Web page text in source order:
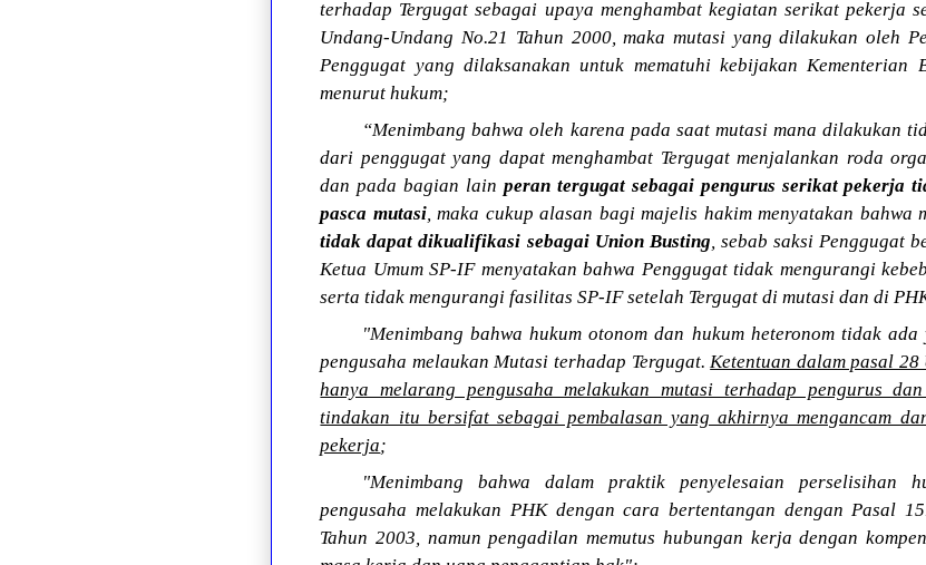
terhadap Tergugat sebagai upaya menghambat kegiatan serikat pekerja
Undang-Undang No.21 Tahun 2000, maka mutasi yang dilakukan oleh
Penggugat yang dilaksanakan untuk mematuhi kebijakan Kementerian
menurut hukum;
“Menimbang bahwa oleh karena pada saat mutasi mana dilakukan
dari penggugat yang dapat menghambat Tergugat menjalankan roda
dan pada bagian lain peran tergugat sebagai pengurus serikat pekerja
pasca mutasi, maka cukup alasan bagi majelis hakim menyatakan bahwa
tidak dapat dikualifikasi sebagai Union Busting, sebab saksi Penggugat
Ketua Umum SP-IF menyatakan bahwa Penggugat tidak mengurangi
serta tidak mengurangi fasilitas SP-IF setelah Tergugat di mutasi dan di
"Menimbang bahwa hukum otonom dan hukum heteronom tidak
pengusaha melaukan Mutasi terhadap Tergugat.Ketentuan dalam pasal
hanya melarang pengusaha melakukan mutasi terhadap pengurus
tindakan itu bersifat sebagai pembalasan yang akhirnya mengancam
pekerja;
"Menimbang bahwa dalam praktik penyelesaian perselisihan
pengusaha melakukan PHK dengan cara bertentangan dengan Pasal
Tahun 2003, namun pengadilan memutus hubungan kerja dengan